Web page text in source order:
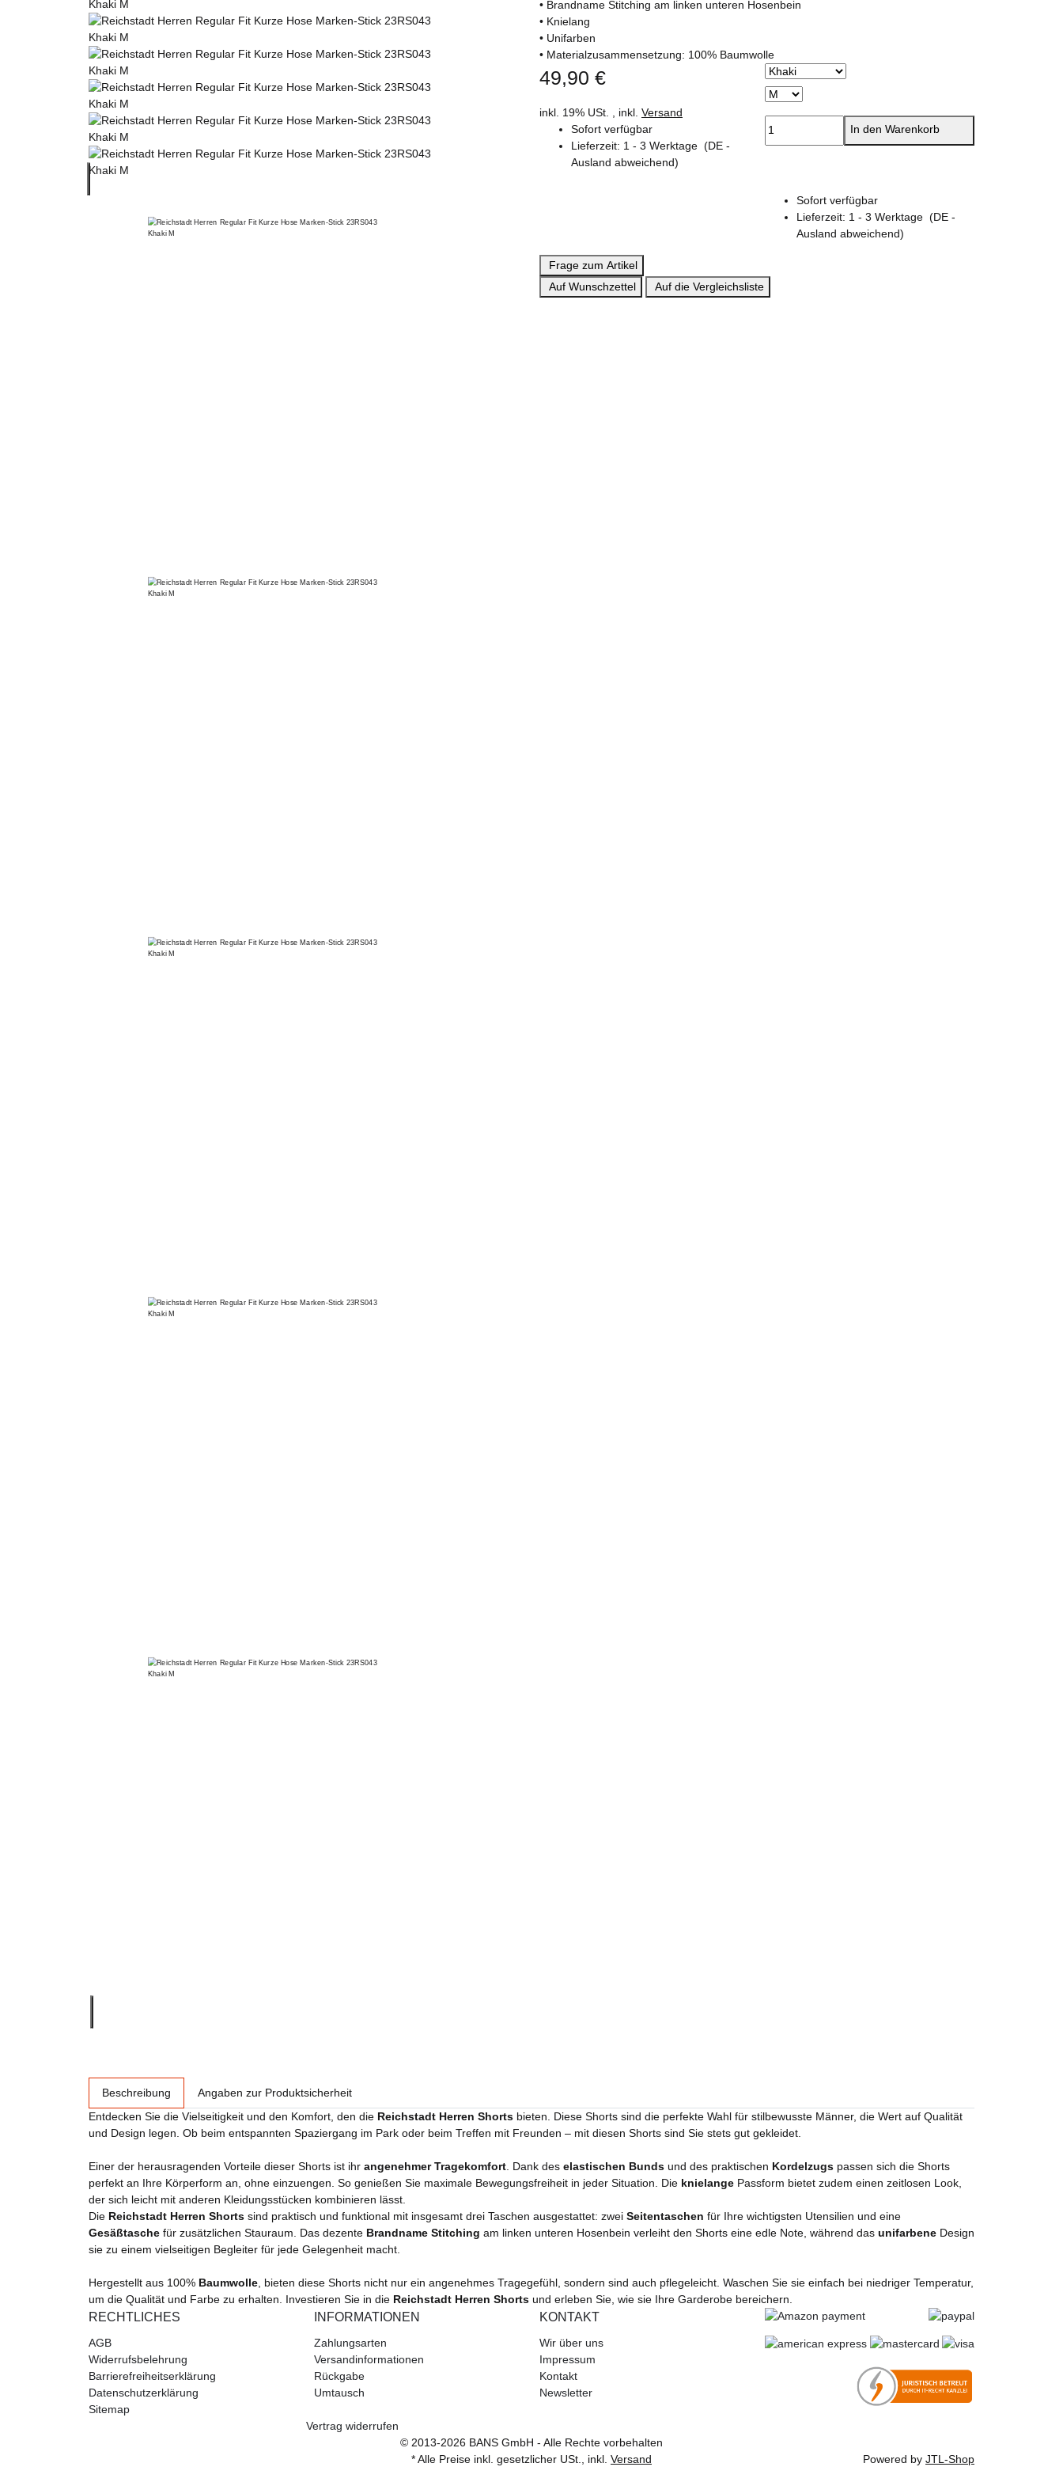
• Brandname Stitching am linken unteren Hosenbein
• Knielang
• Unifarben
• Materialzusammensetzung: 100% Baumwolle
49,90 €
inkl. 19% USt. , inkl. Versand
Sofort verfügbar
Lieferzeit: 1 - 3 Werktage (DE -
Ausland abweichend)
In den Warenkorb
Sofort verfügbar
Lieferzeit: 1 - 3 Werktage (DE -
Ausland abweichend)
Frage zum Artikel
Auf Wunschzettel
Auf die Vergleichsliste
Beschreibung
Angaben zur Produktsicherheit
Entdecken Sie die Vielseitigkeit und den Komfort, den die Reichstadt Herren Shorts bieten. Diese Shorts sind die perfekte Wahl für stilbewusste Männer, die Wert auf Qualität
und Design legen. Ob beim entspannten Spaziergang im Park oder beim Treffen mit Freunden – mit diesen Shorts sind Sie stets gut gekleidet.
Einer der herausragenden Vorteile dieser Shorts ist ihr angenehmer Tragekomfort . Dank des elastischen Bunds und des praktischen Kordelzugs passen sich die Shorts
perfekt an Ihre Körperform an, ohne einzuengen. So genießen Sie maximale Bewegungsfreiheit in jeder Situation. Die knielange Passform bietet zudem einen zeitlosen Look,
der sich leicht mit anderen Kleidungsstücken kombinieren lässt.
Die Reichstadt Herren Shorts sind praktisch und funktional mit insgesamt drei Taschen ausgestattet: zwei Seitentaschen für Ihre wichtigsten Utensilien und eine
Gesäßtasche für zusätzlichen Stauraum. Das dezente Brandname Stitching am linken unteren Hosenbein verleiht den Shorts eine edle Note, während das unifarbene Design
sie zu einem vielseitigen Begleiter für jede Gelegenheit macht.
Hergestellt aus 100% Baumwolle , bieten diese Shorts nicht nur ein angenehmes Tragegefühl, sondern sind auch pflegeleicht. Waschen Sie sie einfach bei niedriger Temperatur,
um die Qualität und Farbe zu erhalten. Investieren Sie in die Reichstadt Herren Shorts und erleben Sie, wie sie Ihre Garderobe bereichern.
RECHTLICHES
AGB
Widerrufsbelehrung
Barrierefreiheitserklärung
Datenschutzerklärung
Sitemap
INFORMATIONEN
Zahlungsarten
Versandinformationen
Rückgabe
Umtausch
KONTAKT
Wir über uns
Impressum
Kontakt
Newsletter
Vertrag widerrufen
© 2013-2026 BANS GmbH - Alle Rechte vorbehalten
* Alle Preise inkl. gesetzlicher USt., inkl. Versand Powered by JTL-Shop